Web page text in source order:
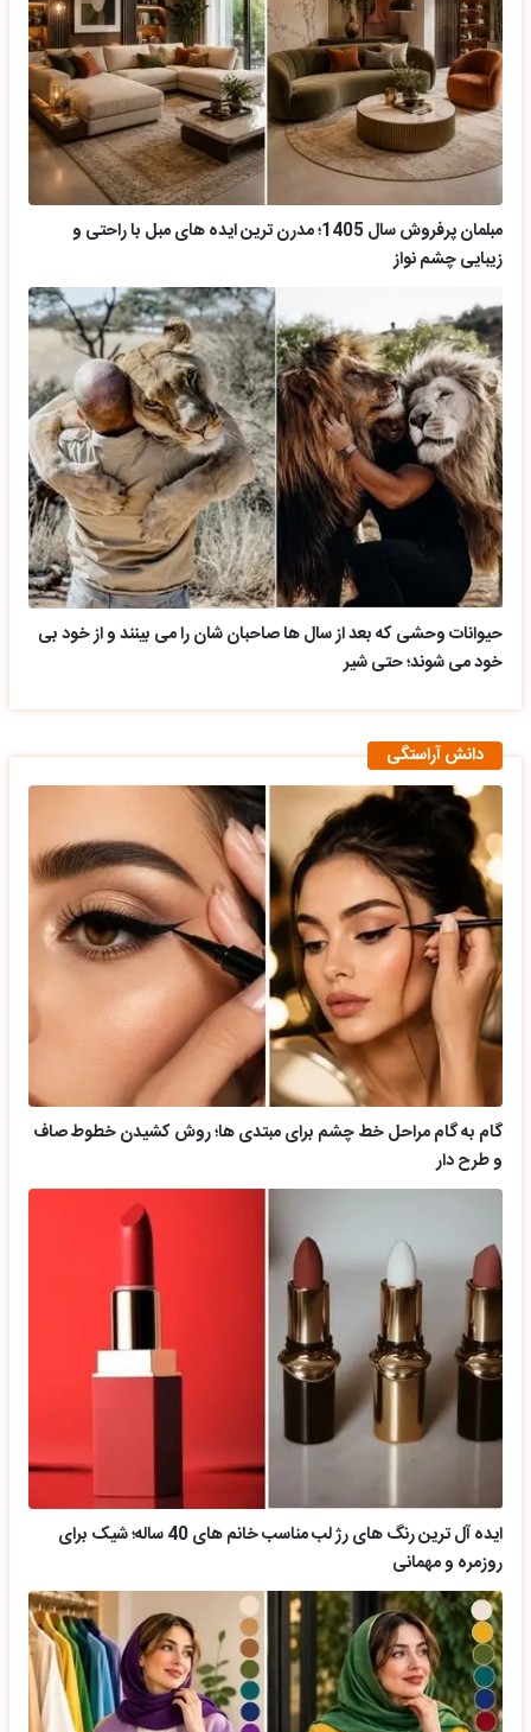
مبلمان پرفروش سال 1405؛ مدرن ترین ایده های مبل با راحتی و
زیبایی چشم نواز
حیوانات وحشی که بعد از سال ها صاحبان شان را می بینند و از خود بی
خود می شوند؛ حتی شیر
دانش آراستگی
گام به گام مراحل خط چشم برای مبتدی ها؛ روش کشیدن خطوط صاف
و طرح دار
ایده آل ترین رنگ های رژ لب مناسب خانم های 40 ساله؛ شیک برای
روزمره و مهمانی